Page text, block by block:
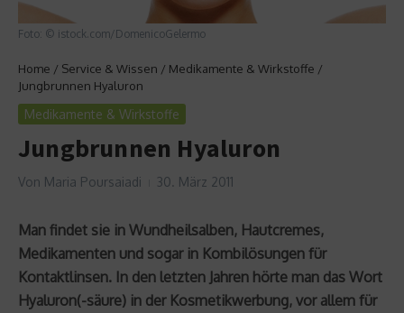
Foto: © istock.com/DomenicoGelermo
Home / Service & Wissen / Medikamente & Wirkstoffe /
Jungbrunnen Hyaluron
Medikamente & Wirkstoffe
Jungbrunnen Hyaluron
Von Maria Poursaiadi 30. März 2011
Man findet sie in Wundheilsalben, Hautcremes,
Medikamenten und sogar in Kombilösungen für
Kontaktlinsen. In den letzten Jahren hörte man das Wort
Hyaluron(-säure) in der Kosmetikwerbung, vor allem für